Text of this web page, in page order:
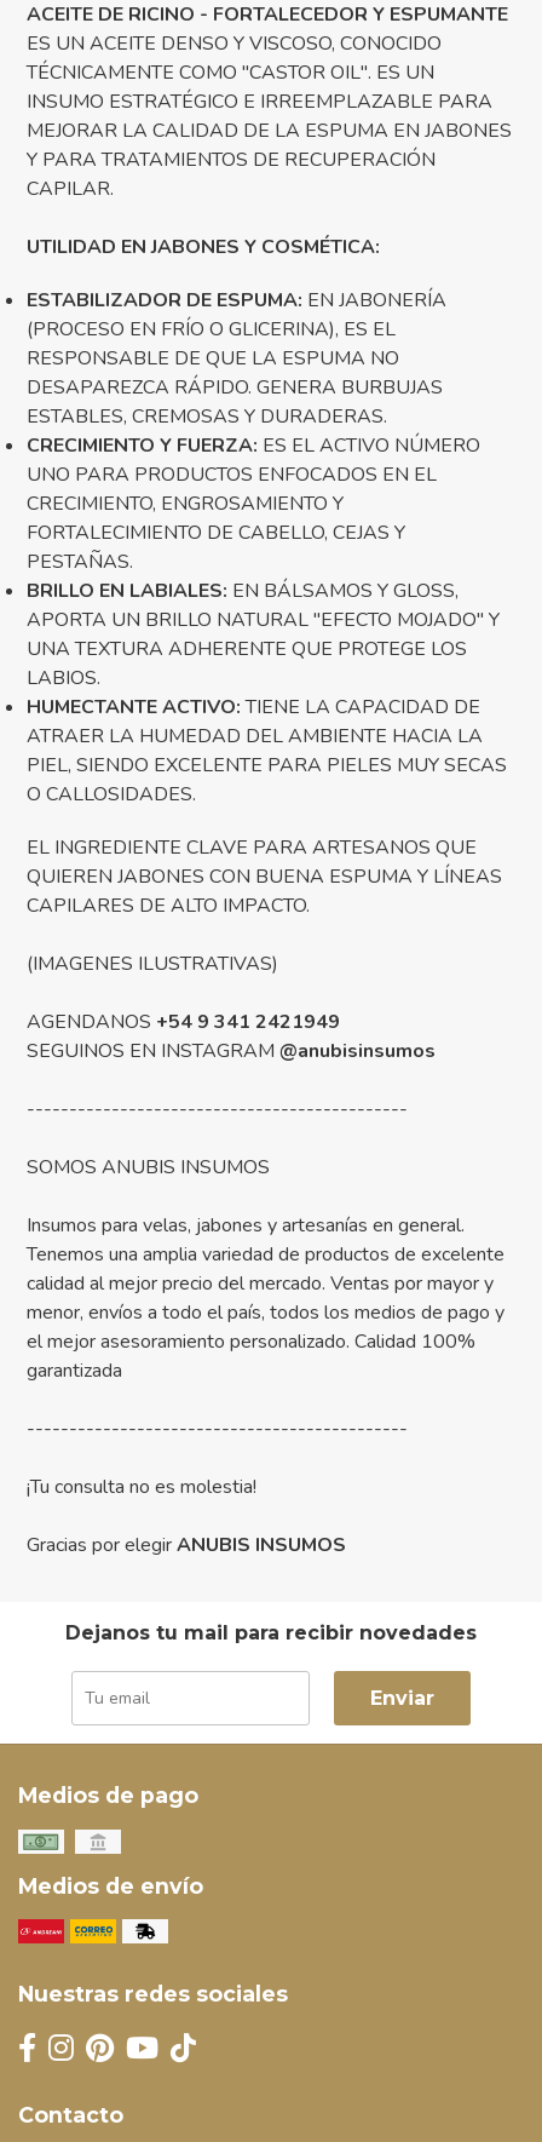
ACEITE DE RICINO - FORTALECEDOR Y ESPUMANTE
ES UN ACEITE DENSO Y VISCOSO, CONOCIDO
TÉCNICAMENTE COMO "CASTOR OIL". ES UN
INSUMO ESTRATÉGICO E IRREEMPLAZABLE PARA
MEJORAR LA CALIDAD DE LA ESPUMA EN JABONES
Y PARA TRATAMIENTOS DE RECUPERACIÓN
CAPILAR.
UTILIDAD EN JABONES Y COSMÉTICA:
ESTABILIZADOR DE ESPUMA: EN JABONERÍA
(PROCESO EN FRÍO O GLICERINA), ES EL
RESPONSABLE DE QUE LA ESPUMA NO
DESAPAREZCA RÁPIDO. GENERA BURBUJAS
ESTABLES, CREMOSAS Y DURADERAS.
CRECIMIENTO Y FUERZA: ES EL ACTIVO NÚMERO
UNO PARA PRODUCTOS ENFOCADOS EN EL
CRECIMIENTO, ENGROSAMIENTO Y
FORTALECIMIENTO DE CABELLO, CEJAS Y
PESTAÑAS.
BRILLO EN LABIALES: EN BÁLSAMOS Y GLOSS,
APORTA UN BRILLO NATURAL "EFECTO MOJADO" Y
UNA TEXTURA ADHERENTE QUE PROTEGE LOS
LABIOS.
HUMECTANTE ACTIVO:TIENE LA CAPACIDAD DE
ATRAER LA HUMEDAD DEL AMBIENTE HACIA LA
PIEL, SIENDO EXCELENTE PARA PIELES MUY SECAS
O CALLOSIDADES.
EL INGREDIENTE CLAVE PARA ARTESANOS QUE
QUIEREN JABONES CON BUENA ESPUMA Y LÍNEAS
CAPILARES DE ALTO IMPACTO.
(IMAGENES ILUSTRATIVAS)
AGENDANOS +54 9 341 2421949
SEGUINOS EN INSTAGRAM@anubisinsumos
---------------------------------------------
SOMOS ANUBIS INSUMOS
Insumos para velas, jabones y artesanías en general.
Tenemos una amplia variedad de productos de excelente
calidad al mejor precio del mercado. Ventas por mayor y
menor, envíos a todo el país, todos los medios de pago y
el mejor asesoramiento personalizado. Calidad 100%
garantizada
---------------------------------------------
¡Tu consulta no es molestia!
Gracias por elegirANUBIS INSUMOS
Dejanos tu mail para recibir novedades
Enviar
Medios de pago
Medios de envío
Nuestras redes sociales
Contacto